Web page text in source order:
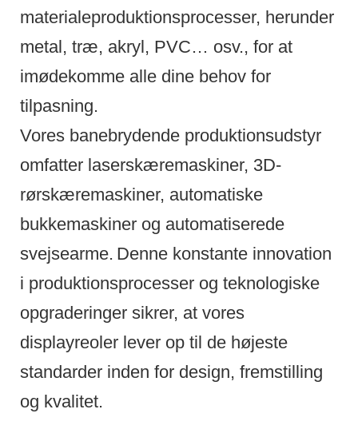
materialeproduktionsprocesser, herunder
metal, træ, akryl, PVC… osv., for at
imødekomme alle dine behov for
tilpasning.
Vores banebrydende produktionsudstyr
omfatter laserskæremaskiner, 3D-
rørskæremaskiner, automatiske
bukkemaskiner og automatiserede
svejsearme. Denne konstante innovation
i produktionsprocesser og teknologiske
opgraderinger sikrer, at vores
displayreoler lever op til de højeste
standarder inden for design, fremstilling
og kvalitet.